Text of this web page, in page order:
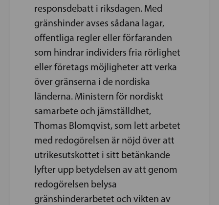
responsdebatt i riksdagen. Med
gränshinder avses sådana lagar,
offentliga regler eller förfaranden
som hindrar individers fria rörlighet
eller företags möjligheter att verka
över gränserna i de nordiska
länderna. Ministern för nordiskt
samarbete och jämställdhet,
Thomas Blomqvist, som lett arbetet
med redogörelsen är nöjd över att
utrikesutskottet i sitt betänkande
lyfter upp betydelsen av att genom
redogörelsen belysa
gränshinderarbetet och vikten av